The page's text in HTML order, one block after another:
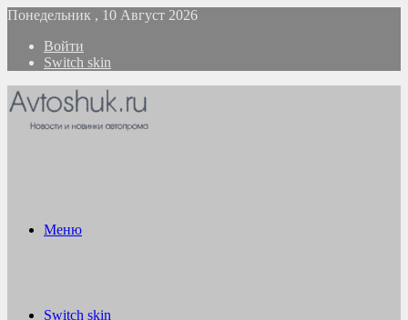
Понедельник , 10 Август 2026
Войти
Switch skin
Меню
Switch skin